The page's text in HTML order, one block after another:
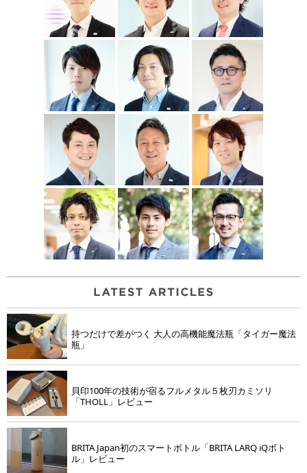
持つだけで差がつく 大人の高機能魔法瓶「タイガー魔法
瓶」
貝印100年の技術が宿るフルメタル５枚刃カミソリ
「THOLL」レビュー
BRITA Japan初のスマートボトル「BRITA LARQ iQボト
ル」レビュー